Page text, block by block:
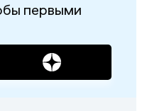
первыми